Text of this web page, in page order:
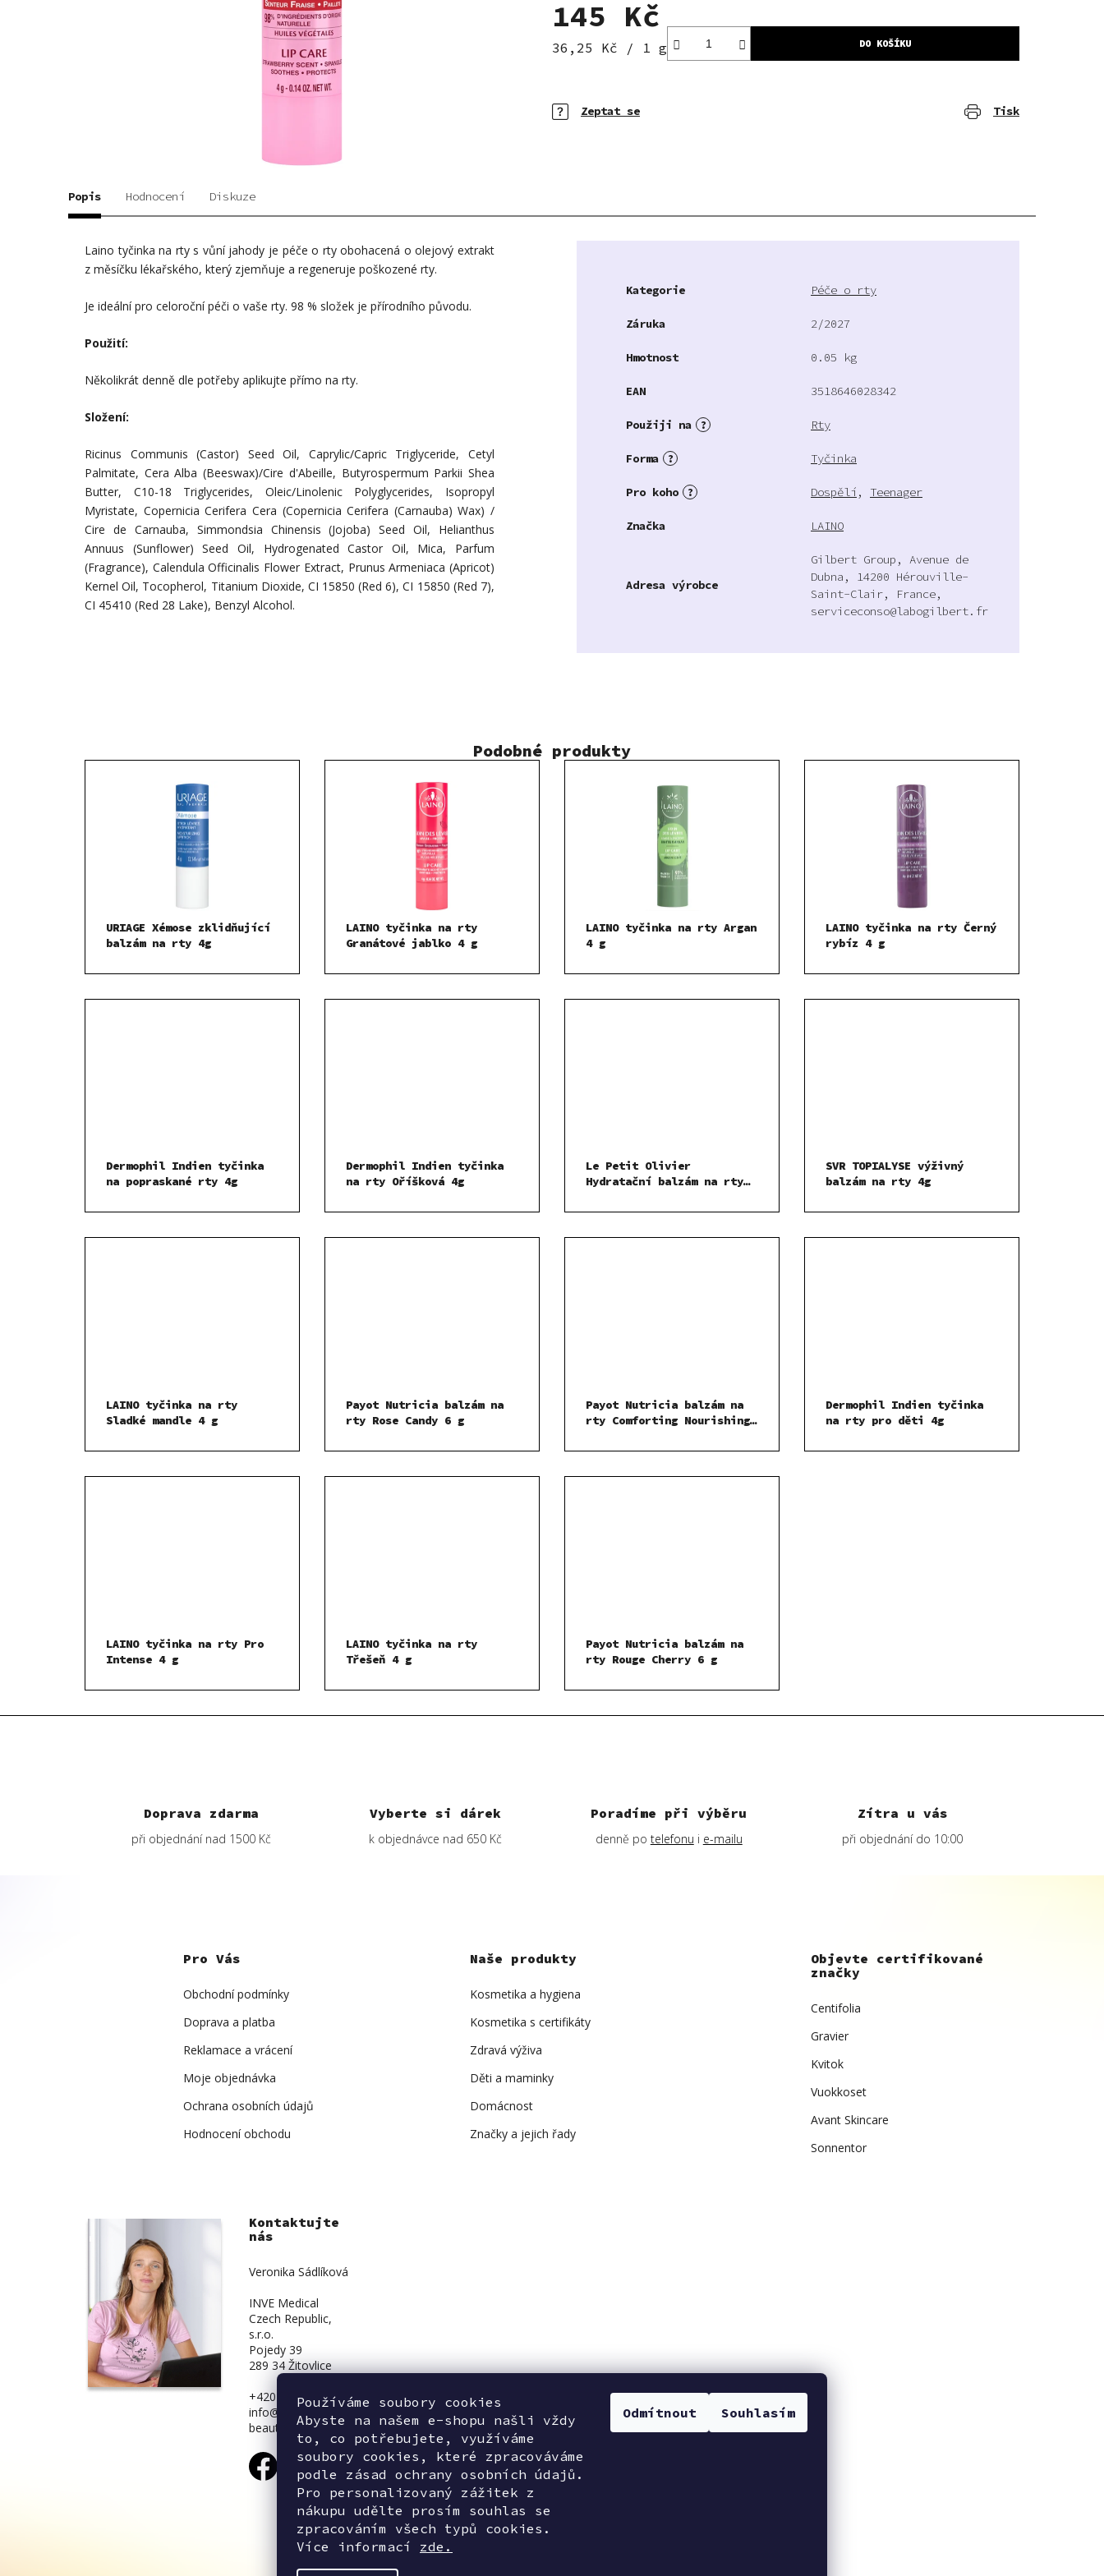
Používáme soubory cookies
Abyste na našem e-shopu našli vždy
to, co potřebujete, využíváme
soubory cookies, které zpracováváme
podle zásad ochrany osobních údajů.
Pro personalizovaný zážitek z
nákupu udělte prosím souhlas se
zpracováním všech typů cookies.
Více informací zde.
Odmítnout Souhlasím
145 Kč
Měrná cena:
36,25 Kč / 1 g DO KOŠÍKU
Tisk
Zeptat se
Doprava zdarma
při objednání nad 1500 Kč
Vyberte si dárek
k objednávce nad 650 Kč
Poradíme při výběru
denně po telefonu i e-mailu
Zítra u vás
při objednání do 10:00
Popis Hodnocení Diskuze
Laino tyčinka na rty s vůní jahody je péče o rty obohacená o olejový extrakt
z měsíčku lékařského, který zjemňuje a regeneruje poškozené rty.
Je ideální pro celoroční péči o vaše rty. 98 % složek je přírodního původu.
Použití:
Několikrát denně dle potřeby aplikujte přímo na rty.
Složení:
Ricinus Communis (Castor) Seed Oil, Caprylic/Capric Triglyceride, Cetyl
Palmitate, Cera Alba (Beeswax)/Cire d'Abeille, Butyrospermum Parkii Shea
Butter, C10-18 Triglycerides, Oleic/Linolenic Polyglycerides, Isopropyl
Myristate, Copernicia Cerifera Cera (Copernicia Cerifera (Carnauba) Wax) /
Cire de Carnauba, Simmondsia Chinensis (Jojoba) Seed Oil, Helianthus
Annuus (Sunflower) Seed Oil, Hydrogenated Castor Oil, Mica, Parfum
(Fragrance), Calendula Officinalis Flower Extract, Prunus Armeniaca (Apricot)
Kernel Oil, Tocopherol, Titanium Dioxide, CI 15850 (Red 6), CI 15850 (Red 7),
CI 45410 (Red 28 Lake), Benzyl Alcohol.
Kategorie Péče o rty
Záruka 2/2027
Hmotnost 0.05 kg
EAN 3518646028342
?
Použiji na Rty
?
Forma Tyčinka
?
Pro koho Dospělí , Teenager
Značka LAINO
Adresa výrobce
Gilbert Group, Avenue de
Dubna, 14200 Hérouville-
Saint-Clair, France,
serviceconso@labogilbert.fr
Podobné produkty
URIAGE Xémose zklidňující
balzám na rty 4g
LAINO tyčinka na rty
Granátové jablko 4 g
LAINO tyčinka na rty Argan
4 g
LAINO tyčinka na rty Černý
rybíz 4 g
Dermophil Indien tyčinka
na popraskané rty 4g
Dermophil Indien tyčinka
na rty Oříšková 4g
Le Petit Olivier
Hydratační balzám na rty
SVR TOPIALYSE výživný
balzám na rty 4g
LAINO tyčinka na rty
Sladké mandle 4 g
Payot Nutricia balzám na
rty Rose Candy 6 g
Payot Nutricia balzám na
rty Comforting Nourishing
Dermophil Indien tyčinka
na rty pro děti 4g
LAINO tyčinka na rty Pro
Intense 4 g
LAINO tyčinka na rty
Třešeň 4 g
Payot Nutricia balzám na
rty Rouge Cherry 6 g
Pro Vás
Obchodní podmínky
Doprava a platba
Reklamace a vrácení
Moje objednávka
Ochrana osobních údajů
Hodnocení obchodu
Naše produkty
Kosmetika a hygiena
Kosmetika s certifikáty
Zdravá výživa
Děti a maminky
Domácnost
Značky a jejich řady
Objevte certifikované
značky
Centifolia
Gravier
Kvitok
Vuokkoset
Avant Skincare
Sonnentor
Kontaktujte
nás
Veronika Sádlíková
INVE Medical
Czech Republic,
s.r.o.
Pojedy 39
289 34 Žitovlice
+420 734 839 831
info@inve-
beauty.cz